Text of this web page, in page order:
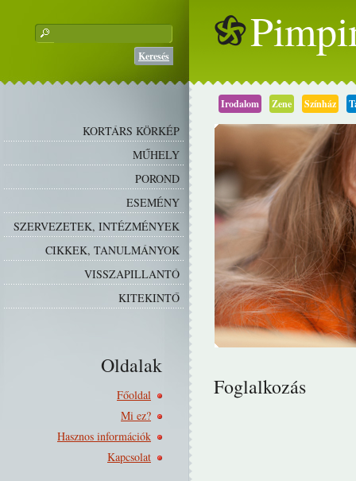
Keresés
KORTÁRS KÖRKÉP
MŰHELY
POROND
ESEMÉNY
SZERVEZETEK, INTÉZMÉNYEK
CIKKEK, TANULMÁNYOK
VISSZAPILLANTÓ
KITEKINTŐ
Oldalak
Főoldal
Mi ez?
Hasznos információk
Kapcsolat
Irodalom Zene Színház
Foglalkozás